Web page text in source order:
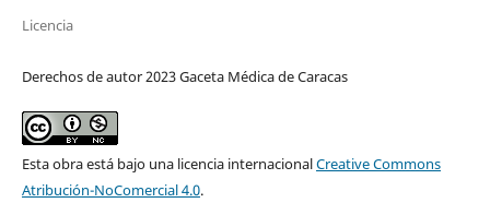
Licencia
Derechos de autor 2023 Gaceta Médica de Caracas
Esta obra está bajo una licencia internacionalCreative Commons
Atribución-NoComercial 4.0.